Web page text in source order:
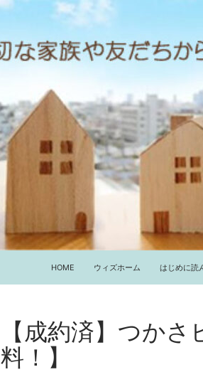
HOME ウィズホーム はじめに読
【成約済】つか
料！】